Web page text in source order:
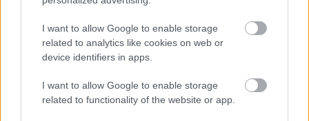
I want to allow Google to enable storage
related to analytics like cookies on web or
device identifiers in apps.
I want to allow Google to enable storage
related to functionality of the website or app.
FORMA-1
Különös szövetség segítheti
Esteban Ocon Aston Martinhoz
igazolását